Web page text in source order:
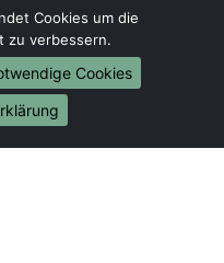
Darussalam
Cookies um die
zu verbessern.
Cookies